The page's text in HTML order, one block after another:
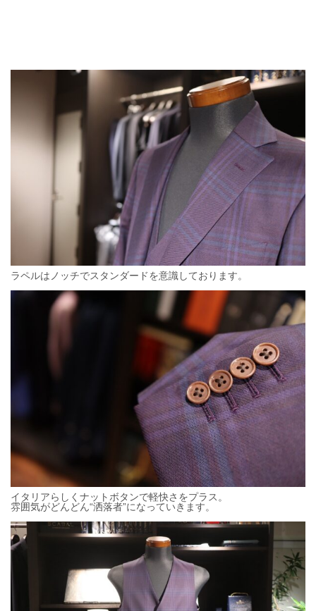
ラペルはノッチでスタンダードを意識しております。
イタリアらしくナットボタンで軽快さをプラス。
雰囲気がどんどん“洒落者”になっていきます。